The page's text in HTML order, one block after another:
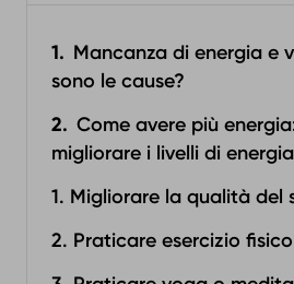
Mancanza di energia e
sono le cause?
Come avere più
migliorare i livelli di energia
1. Migliorare la qualità del
2. Praticare esercizio fisico